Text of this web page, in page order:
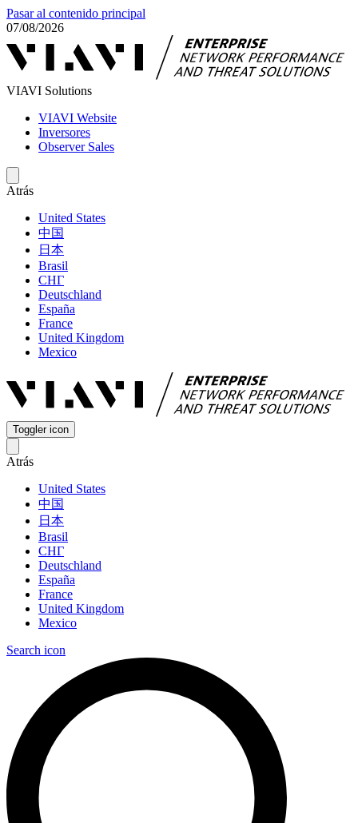
Pasar al contenido principal
07/08/2026
VIAVI Solutions
VIAVI Website
Inversores
Observer Sales
Atrás
United States
中国
日本
Brasil
СНГ
Deutschland
España
France
United Kingdom
Mexico
Toggler icon
Atrás
United States
中国
日本
Brasil
СНГ
Deutschland
España
France
United Kingdom
Mexico
Search icon